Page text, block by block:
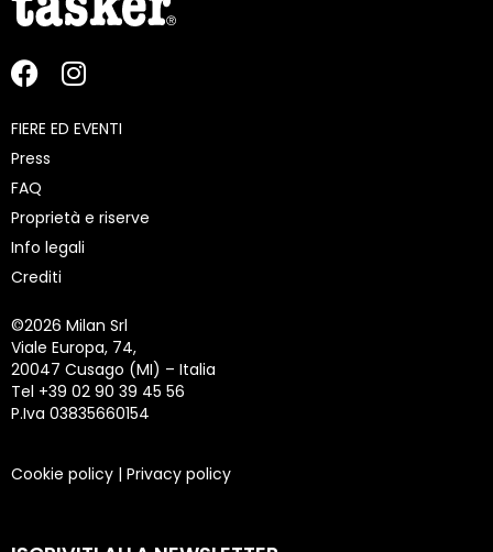
FIERE ED EVENTI
Press
FAQ
Proprietà e riserve
Info legali
Crediti
©2026 Milan Srl
Viale Europa, 74,
20047 Cusago (MI) – Italia
Tel +39 02 90 39 45 56
P.Iva 03835660154
Cookie policy | Privacy policy